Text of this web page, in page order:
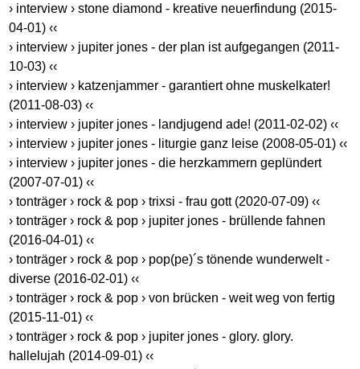
› interview › stone diamond - kreative neuerfindung (2015-
04-01) ‹‹
› interview › jupiter jones - der plan ist aufgegangen (2011-
10-03) ‹‹
› interview › katzenjammer - garantiert ohne muskelkater!
(2011-08-03) ‹‹
› interview › jupiter jones - landjugend ade! (2011-02-02) ‹‹
› interview › jupiter jones - liturgie ganz leise (2008-05-01) ‹‹
› interview › jupiter jones - die herzkammern geplündert
(2007-07-01) ‹‹
› tonträger › rock & pop › trixsi - frau gott (2020-07-09) ‹‹
› tonträger › rock & pop › jupiter jones - brüllende fahnen
(2016-04-01) ‹‹
› tonträger › rock & pop › pop(pe)´s tönende wunderwelt -
diverse (2016-02-01) ‹‹
› tonträger › rock & pop › von brücken - weit weg von fertig
(2015-11-01) ‹‹
› tonträger › rock & pop › jupiter jones - glory. glory.
hallelujah (2014-09-01) ‹‹